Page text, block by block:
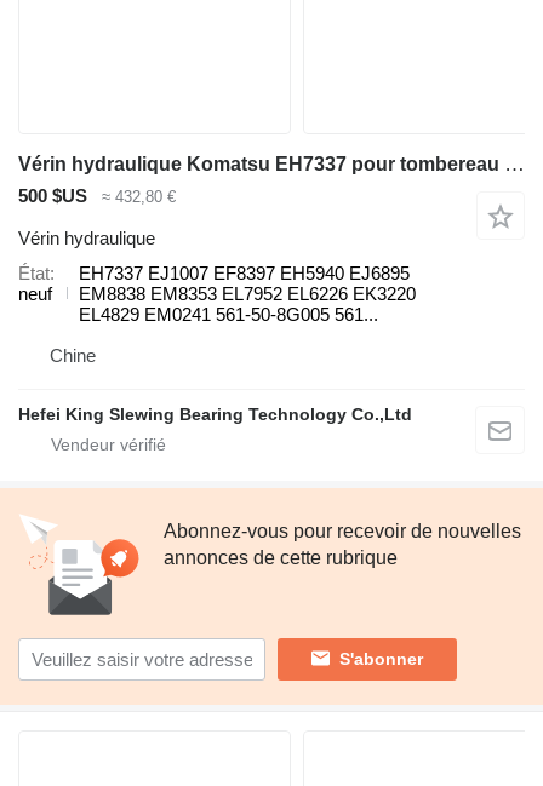
Vérin hydraulique Komatsu EH7337 pour tombereau rigide Komatsu 730E 830E 930E HD785-7
500 $US ≈ 432,80 €
Vérin hydraulique
État
neuf
EH7337 EJ1007 EF8397 EH5940 EJ6895
EM8838 EM8353 EL7952 EL6226 EK3220
EL4829 EM0241 561-50-8G005 561...
Chine
Hefei King Slewing Bearing Technology Co.,Ltd
Abonnez-vous pour recevoir de nouvelles
annonces de cette rubrique
S'abonner